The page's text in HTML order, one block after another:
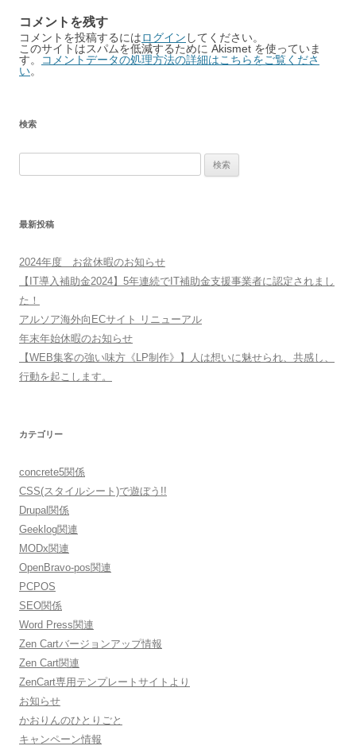
コメントを残す
コメントを投稿するにはログイン してください。
このサイトはスパムを低減するために Akismet を使っていま
す。
コメントデータの処理方法の詳細はこちらをご覧くださ
い。
検索
最新投稿
2024年度 お盆休暇のお知らせ
【IT導入補助金2024】5年連続でIT補助金支援事業者に認定されまし
た！
アルソア海外向ECサイト リニューアル
年末年始休暇のお知らせ
【WEB集客の強い味方《LP制作》】人は想いに魅せられ、共感し、
行動を起こします。
カテゴリー
concrete5関係
CSS(スタイルシート)で遊ぼう!!
Drupal関係
Geeklog関連
MODx関連
OpenBravo-pos関連
PCPOS
SEO関係
Word Press関連
Zen Cartバージョンアップ情報
Zen Cart関連
ZenCart専用テンプレートサイトより
お知らせ
かおりんのひとりごと
キャンペーン情報